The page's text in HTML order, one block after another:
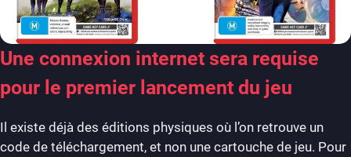
Une connexion internet sera requise
pour le premier lancement du jeu
Il existe déjà des éditions physiques où l’on retrouve un
code de téléchargement, et non une cartouche de jeu. Pour